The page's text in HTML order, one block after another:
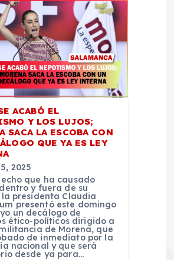
ACABÓ EL
Y LOS LUJOS;
SACA LA ESCOBA CON
QUE YA ES LEY
2025
que ha causado
y fuera de su
presidenta Claudia
presentó este domingo
un decálogo de
ético-políticos dirigido a
de Morena, que
de inmediato por la
nacional y que será
desde ya para…